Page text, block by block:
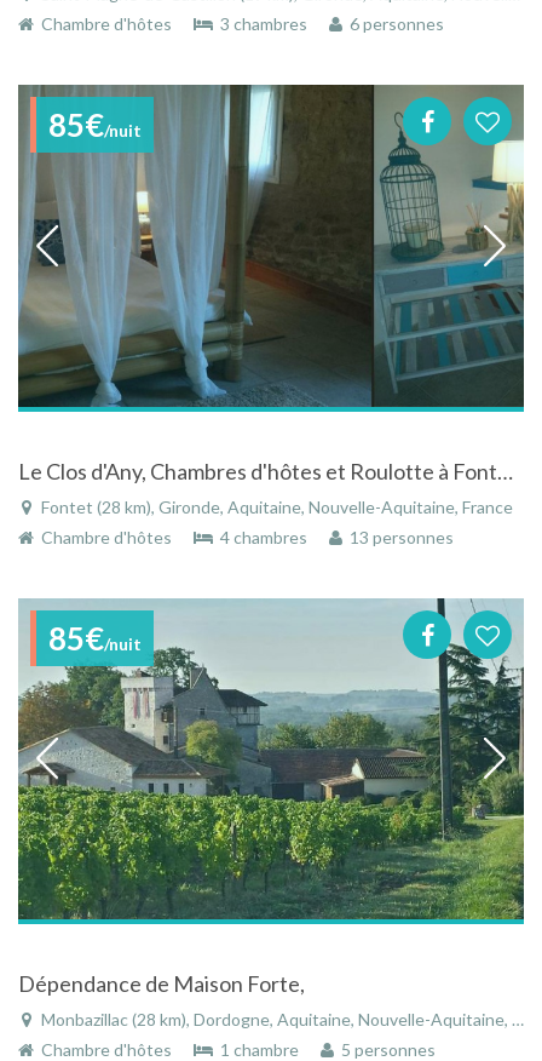
Chambre d'hôtes
3 chambres 6 personnes
85€/nuit
Le Clos d'Any, Chambres d'hôtes et Roulotte à Fontet en Gironde
Fontet (28 km), Gironde, Aquitaine, Nouvelle-Aquitaine, France
Chambre d'hôtes
4 chambres 13 personnes
85€/nuit
Dépendance de Maison Forte,
Monbazillac (28 km), Dordogne, Aquitaine, Nouvelle-Aquitaine, France
Chambre d'hôtes
1 chambre 5 personnes